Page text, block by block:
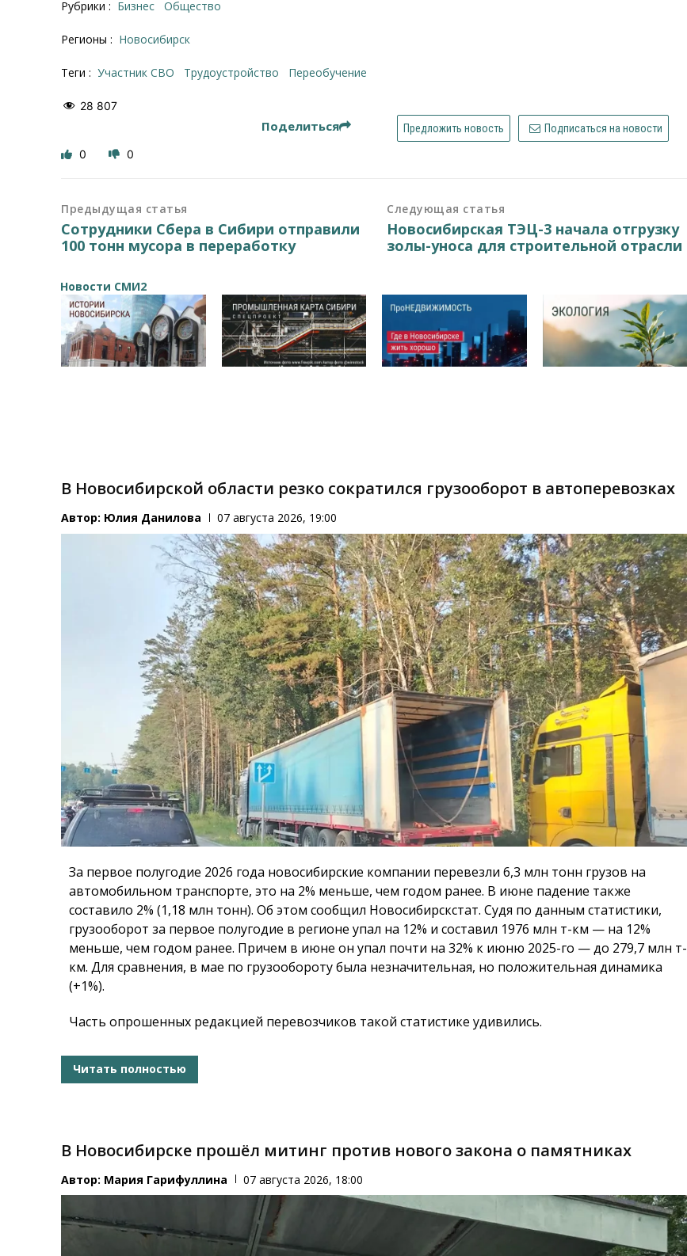
Рубрики : Бизнес Общество
Регионы : Новосибирск
Теги : участник СВО трудоустройство переобучение
28 807
Поделиться Предложить новость Подписаться на новости
0 0
Предыдущая статья
Сотрудники Сбера в Сибири отправили
100 тонн мусора в переработку
Следующая статья
Новосибирская ТЭЦ-3 начала отгрузку
золы-уноса для строительной отрасли
Новости СМИ2
В Новосибирской области резко сократился грузооборот в автоперевозках
Автор: Юлия Данилова 07 августа 2026, 19:00
За первое полугодие 2026 года новосибирские компании перевезли 6,3 млн тонн грузов на
автомобильном транспорте, это на 2% меньше, чем годом ранее. В июне падение также
составило 2% (1,18 млн тонн). Об этом сообщил Новосибирскстат. Судя по данным статистики,
грузооборот за первое полугодие в регионе упал на 12% и составил 1976 млн т-км — на 12%
меньше, чем годом ранее. Причем в июне он упал почти на 32% к июню 2025-го — до 279,7 млн т-
км. Для сравнения, в мае по грузообороту была незначительная, но положительная динамика
(+1%).
Часть опрошенных редакцией перевозчиков такой статистике удивились.
Читать полностью
В Новосибирске прошёл митинг против нового закона о памятниках
Автор: Мария Гарифуллина 07 августа 2026, 18:00